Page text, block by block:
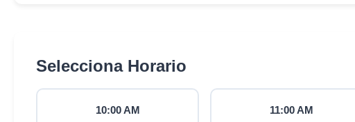
Selecciona Horario
10:00 AM 11:00 AM